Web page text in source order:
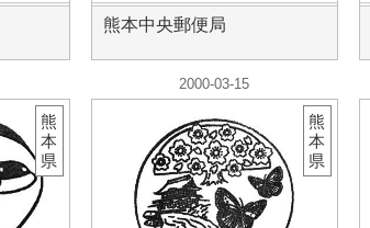
熊本中央郵便局
熊
本
県
2000-03-15
熊
本
県